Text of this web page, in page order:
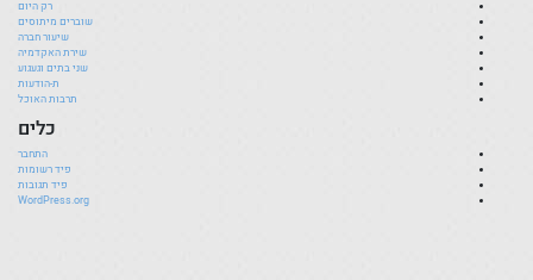
רק היום
שוברים מיתוסים
שיעור חברה
שירת האקדמיה
שני בתים וגעגוע
ת-הודעות
תרבות האוכל
כלים
התחבר
פיד רשומות
פיד תגובות
WordPress.org